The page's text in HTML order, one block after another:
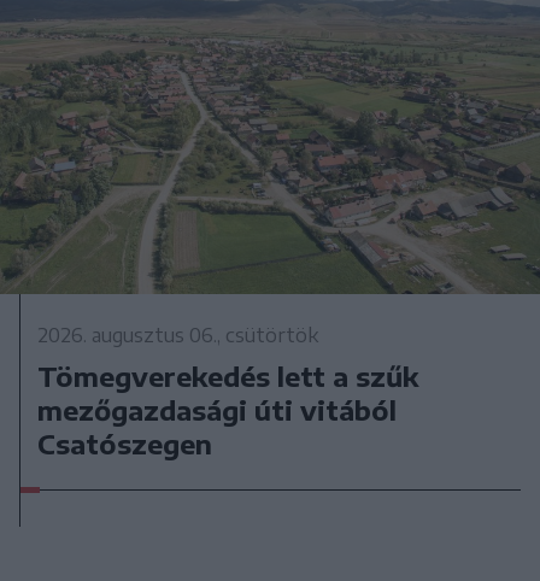
2026. augusztus 06., csütörtök
Tömegverekedés lett a szűk
mezőgazdasági úti vitából
Csatószegen